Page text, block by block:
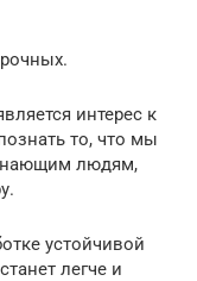
интерес к
то, что мы
людям,
устойчивой
легче и